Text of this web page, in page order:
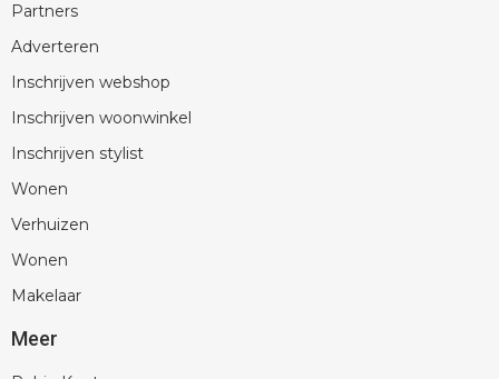
Partners
Adverteren
Inschrijven webshop
Inschrijven woonwinkel
Inschrijven stylist
Wonen
Verhuizen
Wonen
Makelaar
Meer